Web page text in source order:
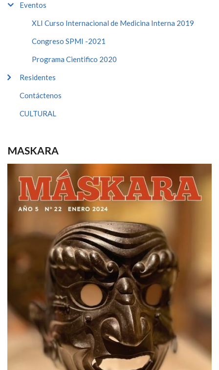
Eventos
XLI Curso Internacional de Medicina Interna 2019
Congreso SPMI -2021
Programa Cientifico 2020
Residentes
Contáctenos
CULTURAL
MASKARA